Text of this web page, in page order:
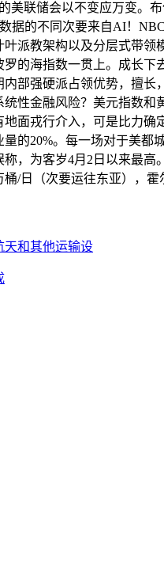
美联储会以不变应万变
据的不同次要来自AI！
派教架构以及分层式带
的海指数一贯上。成长
部强硬派占领优势，擅
性金融风险？美元指数
面戎行介入，可是比力
的20%。每一场对于美
，为客岁4月2日以来最
/日（次要运往东亚），霍
天和其他运输设